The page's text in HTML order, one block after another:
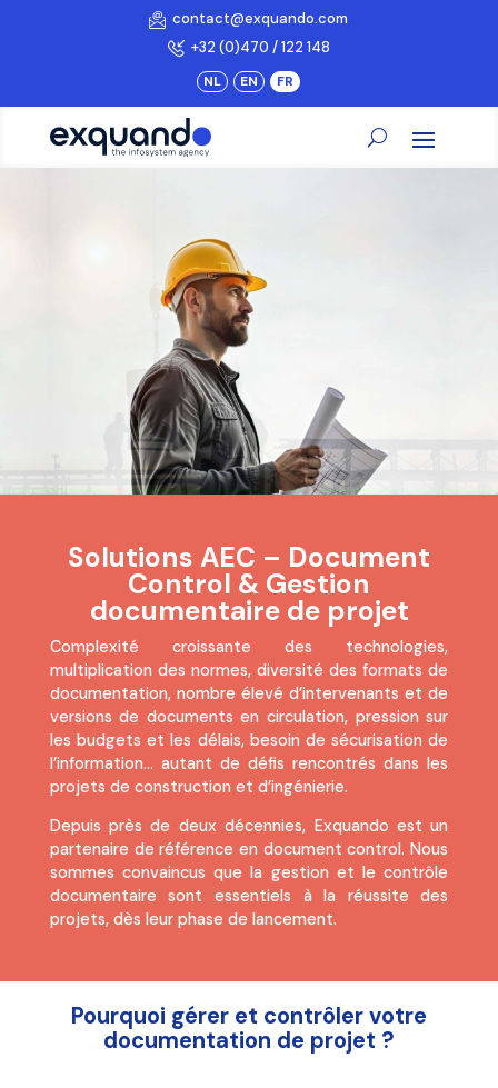
contact@exquando.com
+32 (0)470 / 122 148
Solutions AEC – Document
Control & Gestion
documentaire de projet
Complexité croissante des technologies,
multiplication des normes, diversité des formats de
documentation, nombre élevé d’intervenants et de
versions de documents en circulation, pression sur
les budgets et les délais, besoin de sécurisation de
l’information… autant de défis rencontrés dans les
projets de construction et d’ingénierie.
Depuis près de deux décennies, Exquando est un
partenaire de référence en document control. Nous
sommes convaincus que la gestion et le contrôle
documentaire sont essentiels à la réussite des
projets, dès leur phase de lancement.
Pourquoi gérer et contrôler votre
documentation de projet ?